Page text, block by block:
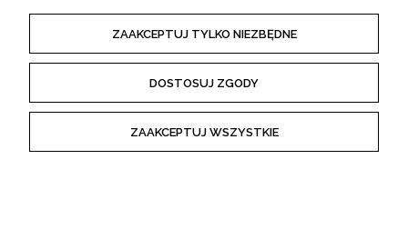
zastosowanie
konserwacja metalu- mogą
stanowić zabezpieczenie przed
wykorzystane jako środek chłodzący i smarujący podczas ostrzenia na
kamieniach olejowych
ZAAKCEPTUJ TYLKO NIEZBĘDNE
DOSTOSUJ ZGODY
ZAAKCEPTUJ WSZYSTKIE